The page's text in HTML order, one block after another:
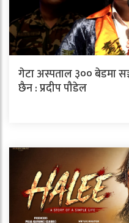
गेटा अस्पताल ३०० बेडमा
छैन : प्रदीप पौडेल